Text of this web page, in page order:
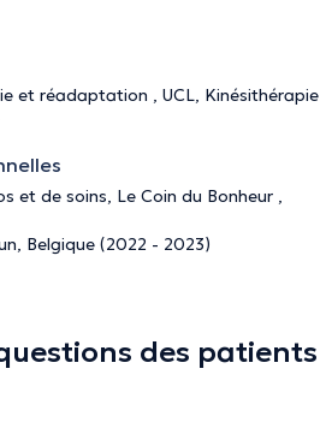
et réadaptation , UCL, Kinésithérapie
et de soins, Le Coin du Bonheur ,
Belgique (2022 - 2023)
des patients